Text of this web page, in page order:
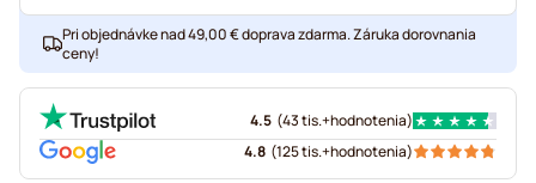
Pri objednávke nad 49,00 € doprava zdarma. Záruka dorovnania
ceny!
4.5 (43 tis.+hodnotenia)
4.8 (125 tis.+hodnotenia)